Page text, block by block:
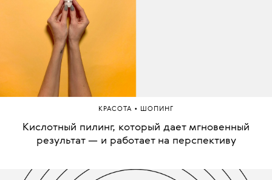
КРАСОТА • ШОПИНГ
Кислотный пилинг, который дает мгновенный
результат — и работает на перспективу